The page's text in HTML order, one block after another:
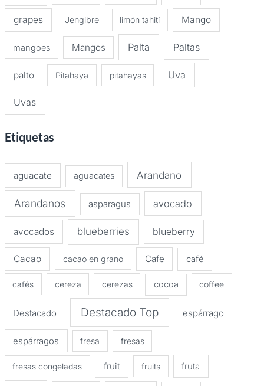
grapes Jengibre limón tahití Mango
mangoes Mangos Palta Paltas
palto Pitahaya pitahayas Uva
Uvas
Etiquetas
aguacate aguacates Arandano
Arandanos asparagus avocado
avocados blueberries blueberry
Cacao cacao en grano Cafe café
cafés cereza cerezas cocoa coffee
Destacado Destacado Top espárrago
espárragos fresa fresas
fresas congeladas fruit fruits fruta